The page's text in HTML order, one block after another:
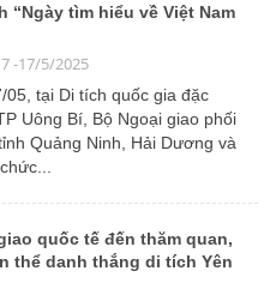
“Ngày tìm hiểu về Việt Nam
-17/5/2025
05, tại Di tích quốc gia đặc
Uông Bí, Bộ Ngoại giao phối
Quảng Ninh, Hải Dương và
quốc tế đến thăm quan,
thể danh thắng di tích Yên